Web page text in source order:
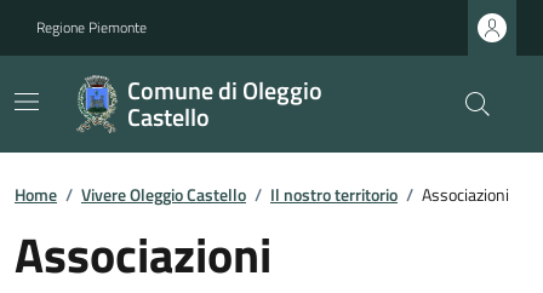
Regione Piemonte
Comune di Oleggio
Castello
Home / Vivere Oleggio Castello / Il nostro territorio / Associazioni
Associazioni